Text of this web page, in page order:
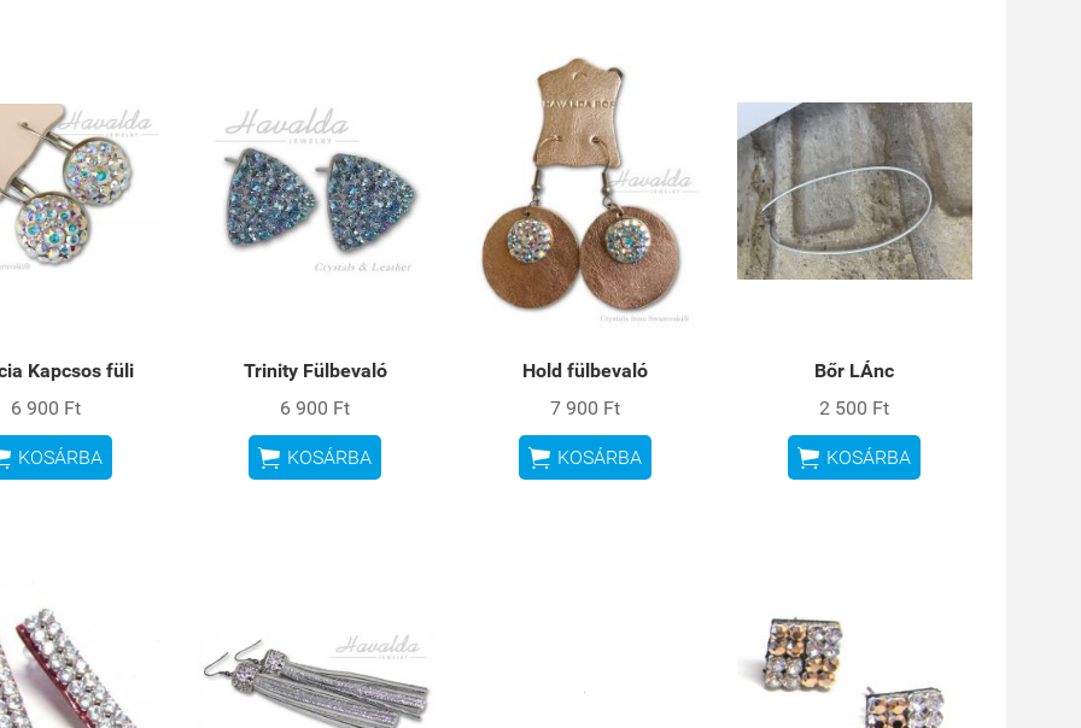
Kapcsos füli
6 900 Ft
KOSÁRBA
Trinity Fülbevaló
6 900 Ft
 KOSÁRBA
Hold fülbevaló
7 900 Ft
 KOSÁRBA
Bőr LÁnc
2 500 Ft
 KOSÁRBA